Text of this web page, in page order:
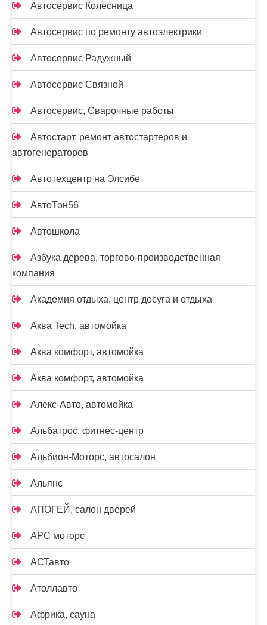
Автосервис Колесница
Автосервис по ремонту автоэлектрики
Автосервис Радужный
Автосервис Связной
Автосервис, Сварочные работы
Автостарт, ремонт автостартеров и
автогенераторов
Автотехцентр на Элсибе
АвтоТон56
Автошкола
Азбука дерева, торгово-производственная
компания
Академия отдыха, центр досуга и отдыха
Аква Tech, автомойка
Аква комфорт, автомойка
Аква комфорт, автомойка
Алекс-Авто, автомойка
Альбатрос, фитнес-центр
Альбион-Моторс, автосалон
Альянс
АПОГЕЙ, салон дверей
АРС моторс
АСТавто
Атоллавто
Африка, сауна